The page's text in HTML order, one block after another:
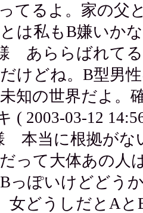
てるよ。家の父
は私もB嫌いか
あららばれてる
けどね。B型男
知の世界だよ。
( 2003-03-12
本当に根拠がな
って大体あの人
っぽいけどどう
どうしだとAと